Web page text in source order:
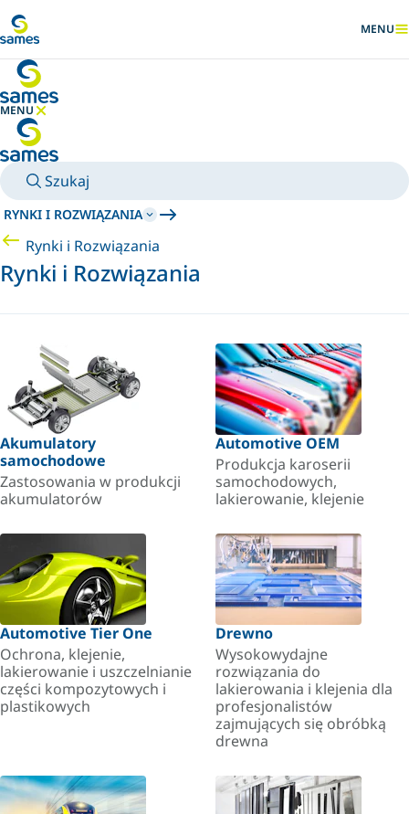
POKAŻ
MENU
MENU
UKRYJ MENU
Szukaj
RYNKI I ROZWIĄZANIA
Rynki i Rozwiązania
Rynki i Rozwiązania
Akumulatory
samochodowe
Zastosowania w produkcji
akumulatorów
Automotive OEM
Produkcja karoserii
samochodowych,
lakierowanie, klejenie
Automotive Tier One
Ochrona, klejenie,
lakierowanie i uszczelnianie
części kompozytowych i
plastikowych
Drewno
Wysokowydajne
rozwiązania do
lakierowania i klejenia dla
profesjonalistów
zajmujących się obróbką
drewna